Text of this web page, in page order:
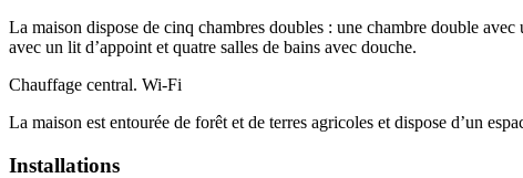
La maison dispose de cinq chambres doubles : une chambre double
avec un lit d’appoint et quatre salles de bains avec douche.
Chauffage central. Wi-Fi
La maison est entourée de forêt et de terres agricoles et dispose d’un
Installations